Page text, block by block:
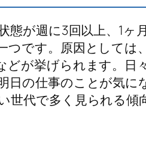
が週に3回以上、1ヶ
つです。原因としては
どが挙げられます。日
日の仕事のことが気に
世代で多く見られる傾